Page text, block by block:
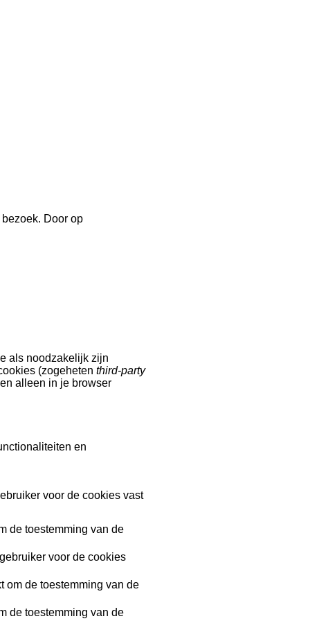
Door op
als noodzakelijk zijn
(zogeheten third-party
alleen in je browser
en
voor de cookies vast
de toestemming van de
voor de cookies
om de toestemming van de
de toestemming van de